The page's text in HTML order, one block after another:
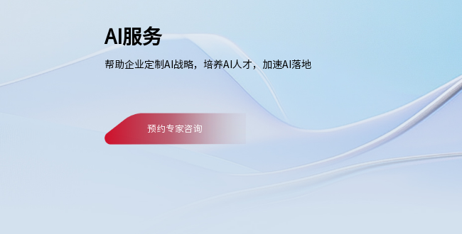
AI服务
帮助企业定制AI战略，培养AI人才，加速AI落地
预约专家咨询